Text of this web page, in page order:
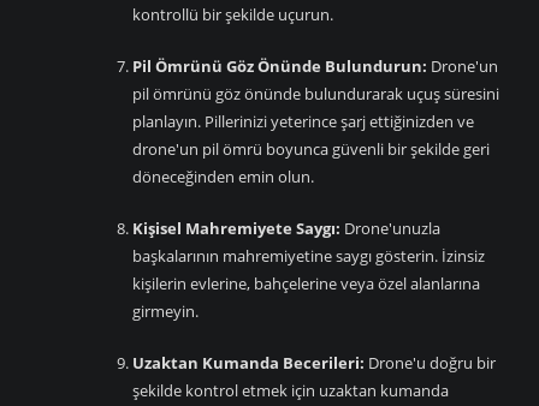
kontrollü bir şekilde uçurun.
Pil Ömrünü Göz Önünde Bulundurun: Drone'un
pil ömrünü göz önünde bulundurarak uçuş süresini
planlayın. Pillerinizi yeterince şarj ettiğinizden ve
drone'un pil ömrü boyunca güvenli bir şekilde geri
döneceğinden emin olun.
Kişisel Mahremiyete Saygı: Drone'unuzla
başkalarının mahremiyetine saygı gösterin. İzinsiz
kişilerin evlerine, bahçelerine veya özel alanlarına
girmeyin.
Uzaktan Kumanda Becerileri: Drone'u doğru bir
şekilde kontrol etmek için uzaktan kumanda